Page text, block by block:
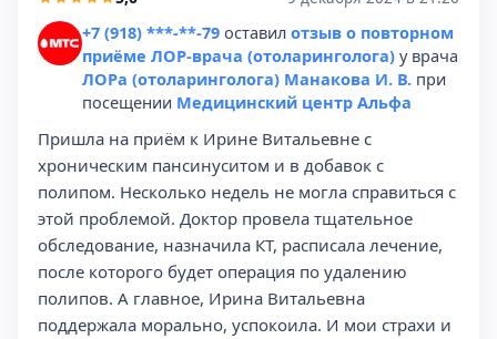
+7 (918) ***-**-79 оставил отзыв о повторном
приёме ЛОР-врача (отоларинголога) у врача
ЛОРа (отоларинголога) Манакова И. В. при
посещении Медицинский центр Альфа
Пришла на приём к Ирине Витальевне с
хроническим пансинуситом и в добавок с
полипом. Несколько недель не могла справиться с
этой проблемой. Доктор провела тщательное
обследование, назначила КТ, расписала лечение,
после которого будет операция по удалению
полипов. А главное, Ирина Витальевна
поддержала морально, успокоила. И мои страхи и